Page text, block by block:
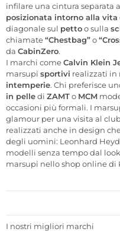
infilare una cintura separata
posizionata intorno alla vita
diagonale sul pettoo sulla
chiamate“Chestbag”o
da CabinZero.
I marchi comeCalvin Klein
marsupi sportivi realizzati in
intemperie. Chi preferisce
in pelledi ZAMTo MCM
occasioni più formali. I
glamour per una visita al
realizzati anche in design
degli uomini: Leonhard
modelli senza tempo dal
marsupi nello shop online di
I nostri migliori marchi